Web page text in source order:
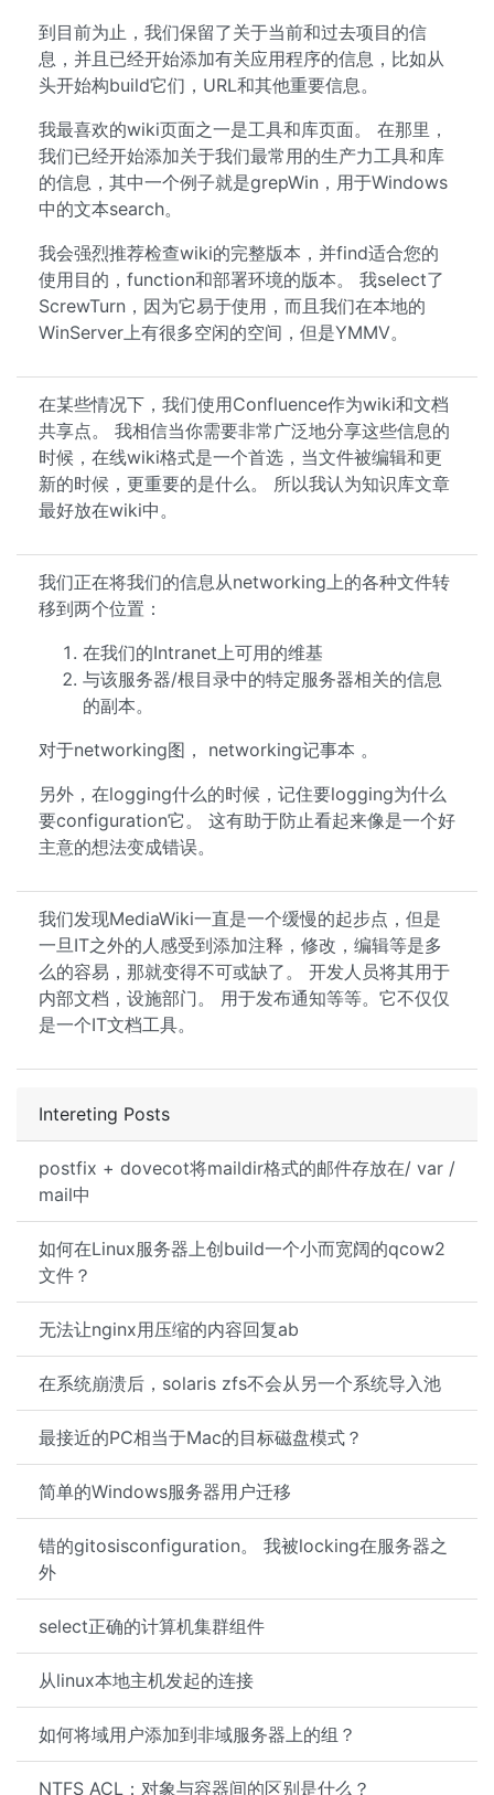
Intereting Posts
postfix + dovecot将maildir格式的邮件存放在/ var /
mail中
如何在Linux服务器上创build一个小而宽阔的qcow2
文件？
无法让nginx用压缩的内容回复ab
在系统崩溃后，solaris zfs不会从另一个系统导入池
最接近的PC相当于Mac的目标磁盘模式？
简单的Windows服务器用户迁移
错的gitosisconfiguration。 我被locking在服务器之
外
select正确的计算机集群组件
从linux本地主机发起的连接
如何将域用户添加到非域服务器上的组？
NTFS ACL：对象与容器间的区别是什么？
到目前为止，我们保留了关于当前和过去项目的信
息，并且已经开始添加有关应用程序的信息，比如从
头开始构build它们，URL和其他重要信息。
我最喜欢的wiki页面之一是工具和库页面。 在那里，
我们已经开始添加关于我们最常用的生产力工具和库
的信息，其中一个例子就是grepWin，用于Windows
中的文本search。
我会强烈推荐检查wiki的完整版本，并find适合您的
使用目的，function和部署环境的版本。 我select了
ScrewTurn，因为它易于使用，而且我们在本地的
WinServer上有很多空闲的空间，但是YMMV。
在某些情况下，我们使用Confluence作为wiki和文档
共享点。 我相信当你需要非常广泛地分享这些信息的
时候，在线wiki格式是一个首选，当文件被编辑和更
新的时候，更重要的是什么。 所以我认为知识库文章
最好放在wiki中。
我们正在将我们的信息从networking上的各种文件转
移到两个位置：
在我们的Intranet上可用的维基
与该服务器/根目录中的特定服务器相关的信息
的副本。
对于networking图， networking记事本 。
另外，在logging什么的时候，记住要logging为什么
要configuration它。 这有助于防止看起来像是一个好
主意的想法变成错误。
我们发现MediaWiki一直是一个缓慢的起步点，但是
一旦IT之外的人感受到添加注释，修改，编辑等是多
么的容易，那就变得不可或缺了。 开发人员将其用于
内部文档，设施部门。 用于发布通知等等。它不仅仅
是一个IT文档工具。